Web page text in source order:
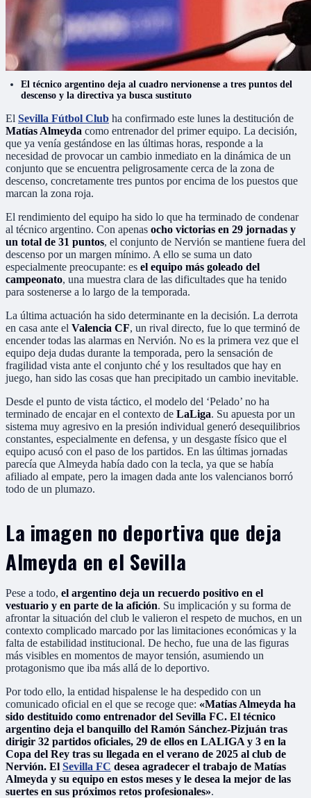
El técnico argentino deja al cuadro nervionense a tres puntos del
descenso y la directiva ya busca sustituto
El Sevilla Fútbol Club ha confirmado este lunes la destitución de
Matías Almeyda como entrenador del primer equipo. La decisión,
que ya venía gestándose en las últimas horas, responde a la
necesidad de provocar un cambio inmediato en la dinámica de un
conjunto que se encuentra peligrosamente cerca de la zona de
descenso, concretamente tres puntos por encima de los puestos que
marcan la zona roja.
El rendimiento del equipo ha sido lo que ha terminado de condenar
al técnico argentino. Con apenas ocho victorias en 29 jornadas y
un total de 31 puntos, el conjunto de Nervión se mantiene fuera del
descenso por un margen mínimo. A ello se suma un dato
especialmente preocupante: es el equipo más goleado del
campeonato, una muestra clara de las dificultades que ha tenido
para sostenerse a lo largo de la temporada.
La última actuación ha sido determinante en la decisión. La derrota
en casa ante el Valencia CF, un rival directo, fue lo que terminó de
encender todas las alarmas en Nervión. No es la primera vez que el
equipo deja dudas durante la temporada, pero la sensación de
fragilidad vista ante el conjunto ché y los resultados que hay en
juego, han sido las cosas que han precipitado un cambio inevitable.
Desde el punto de vista táctico, el modelo del ‘Pelado’ no ha
terminado de encajar en el contexto de LaLiga. Su apuesta por un
sistema muy agresivo en la presión individual generó desequilibrios
constantes, especialmente en defensa, y un desgaste físico que el
equipo acusó con el paso de los partidos. En las últimas jornadas
parecía que Almeyda había dado con la tecla, ya que se había
afiliado al empate, pero la imagen dada ante los valencianos borró
todo de un plumazo.
La imagen no deportiva que deja
Almeyda en el Sevilla
Pese a todo, el argentino deja un recuerdo positivo en el
vestuario y en parte de la afición. Su implicación y su forma de
afrontar la situación del club le valieron el respeto de muchos, en un
contexto complicado marcado por las limitaciones económicas y la
falta de estabilidad institucional. De hecho, fue una de las figuras
más visibles en momentos de mayor tensión, asumiendo un
protagonismo que iba más allá de lo deportivo.
Por todo ello, la entidad hispalense le ha despedido con un
comunicado oficial en el que se recoge que: «Matías Almeyda ha
sido destituido como entrenador del Sevilla FC. El técnico
argentino deja el banquillo del Ramón Sánchez-Pizjuán tras
dirigir 32 partidos oficiales, 29 de ellos en LALIGA y 3 en la
Copa del Rey tras su llegada en el verano de 2025 al club de
Nervión. El Sevilla FC desea agradecer el trabajo de Matías
Almeyda y su equipo en estos meses y le desea la mejor de las
suertes en sus próximos retos profesionales».